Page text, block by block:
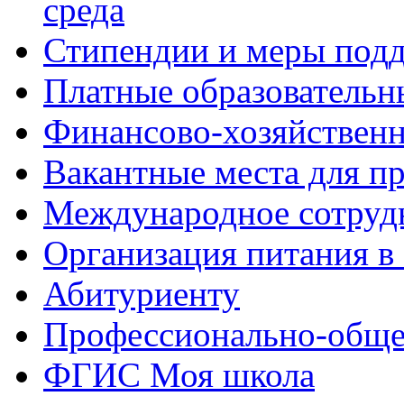
среда
Стипендии и меры
Платные
Финансово-
Вакантные места для
Международное
Организация питания в
Абитуриенту
Профессионально-
ФГИС Моя школа